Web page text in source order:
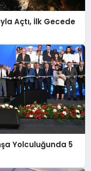
Açtı, İlk Gecede
Yolculuğunda 5